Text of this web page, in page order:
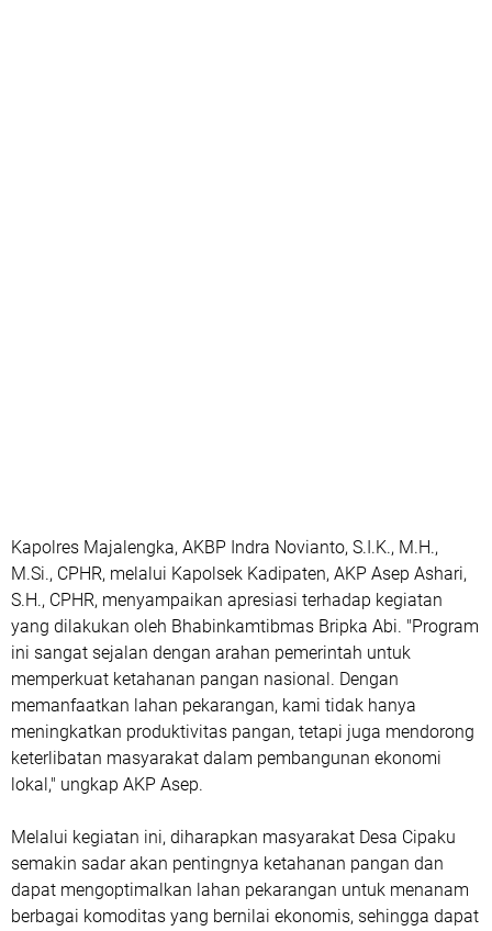
Kapolres Majalengka, AKBP Indra Novianto, S.I.K., M.H.,
M.Si., CPHR, melalui Kapolsek Kadipaten, AKP Asep Ashari,
S.H., CPHR, menyampaikan apresiasi terhadap kegiatan
yang dilakukan oleh Bhabinkamtibmas Bripka Abi. "Program
ini sangat sejalan dengan arahan pemerintah untuk
memperkuat ketahanan pangan nasional. Dengan
memanfaatkan lahan pekarangan, kami tidak hanya
meningkatkan produktivitas pangan, tetapi juga mendorong
keterlibatan masyarakat dalam pembangunan ekonomi
lokal," ungkap AKP Asep.
Melalui kegiatan ini, diharapkan masyarakat Desa Cipaku
semakin sadar akan pentingnya ketahanan pangan dan
dapat mengoptimalkan lahan pekarangan untuk menanam
berbagai komoditas yang bernilai ekonomis, sehingga dapat